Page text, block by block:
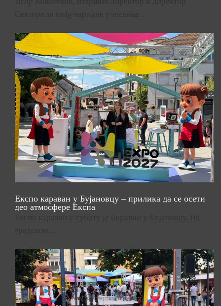
Експо караван у Бујановцу – прилика да се осети
део атмосфере Експа